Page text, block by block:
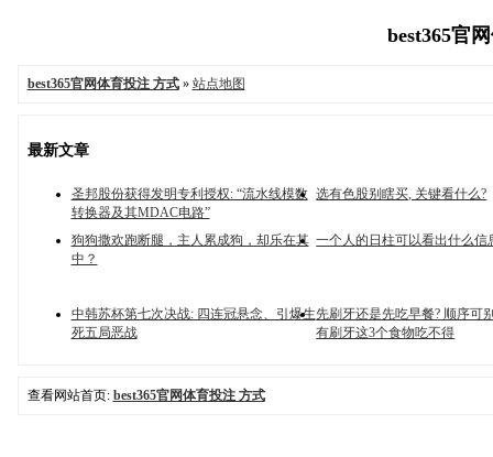
best365官
best365官网体育投注 方式» 站点地图
最新文章
圣邦股份获得发明专利授权: “流水线模数
转换器及其MDAC电路”
选有色股别瞎买, 关键看什么?
狗狗撒欢跑断腿，主人累成狗，却乐在其
中？
一个人的日柱可以看出什么信
中韩苏杯第七次决战: 四连冠悬念、引爆生
死五局恶战
先刷牙还是先吃早餐? 顺序可
有刷牙这3个食物吃不得
查看网站首页: best365官网体育投注 方式